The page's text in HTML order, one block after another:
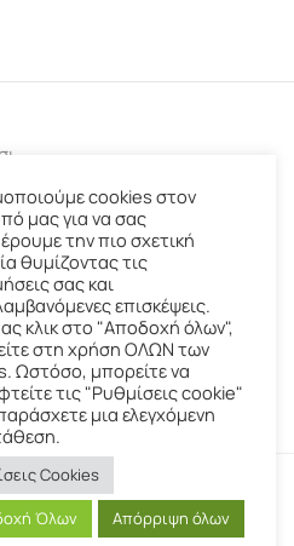
επιφύλαξη παντός νομίμου
cookies στον
μας για να σας
την πιο σχετική
θυμίζοντας τις
σας και
επισκέψεις.
κλικ στο "Αποδοχή όλων",
στη χρήση ΟΛΩΝ των
Ωστόσο, μπορείτε να
τις "Ρυθμίσεις cookie"
μια ελεγχόμενη
Cookies
Όλων
Απόρριψη όλων